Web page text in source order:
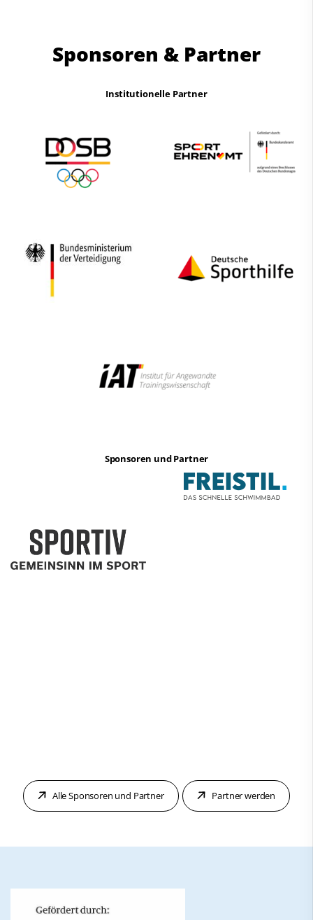
Sponsoren & Partner
Institutionelle Partner
Sponsoren und Partner
Alle Sponsoren und Partner Partner werden